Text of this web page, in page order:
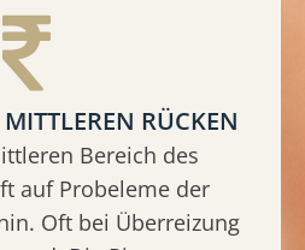
RÜCKEN
Bereich des
auf Probeleme der
Oft bei Überreizung